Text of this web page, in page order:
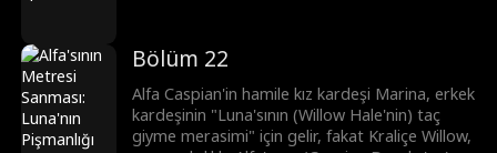
bundan dolayı Marina düşük yapar. Şimdi ise
Brooks kardeşler, intikam peşindedir.
Bölüm 22
Alfa Caspian'in hamile kız kardeşi Marina, erkek
kardeşinin "Luna'sının (Willow Hale'nin) taç
giyme merasimi" için gelir, fakat Kraliçe Willow,